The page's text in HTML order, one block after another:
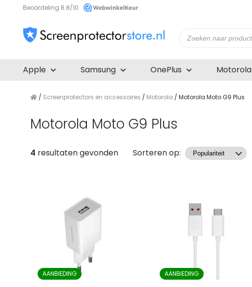
Beoordeling 8.8/10
zoeken
Apple Samsung OnePlus Motorola
/ Screenprotectors en accessoires / Motorola / Motorola Moto G9 Plus
Motorola Moto G9 Plus
Producten
4 resultaten gevonden Sorteren op:
AANBIEDING AANBIEDING